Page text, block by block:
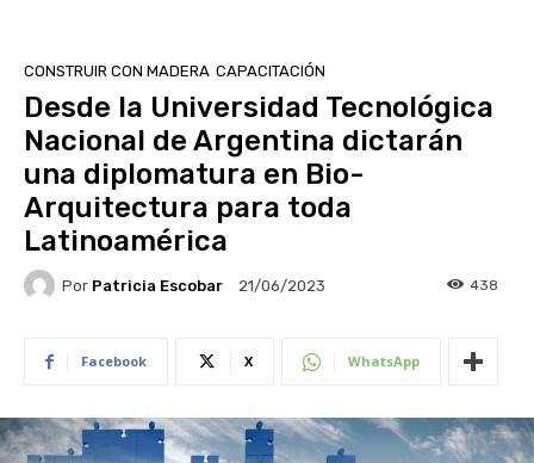
CONSTRUIR CON MADERA CAPACITACIÓN
Desde la Universidad Tecnológica
Nacional de Argentina dictarán
una diplomatura en Bio-
Arquitectura para toda
Latinoamérica
Por Patricia Escobar 21/06/2023 438
Facebook X WhatsApp